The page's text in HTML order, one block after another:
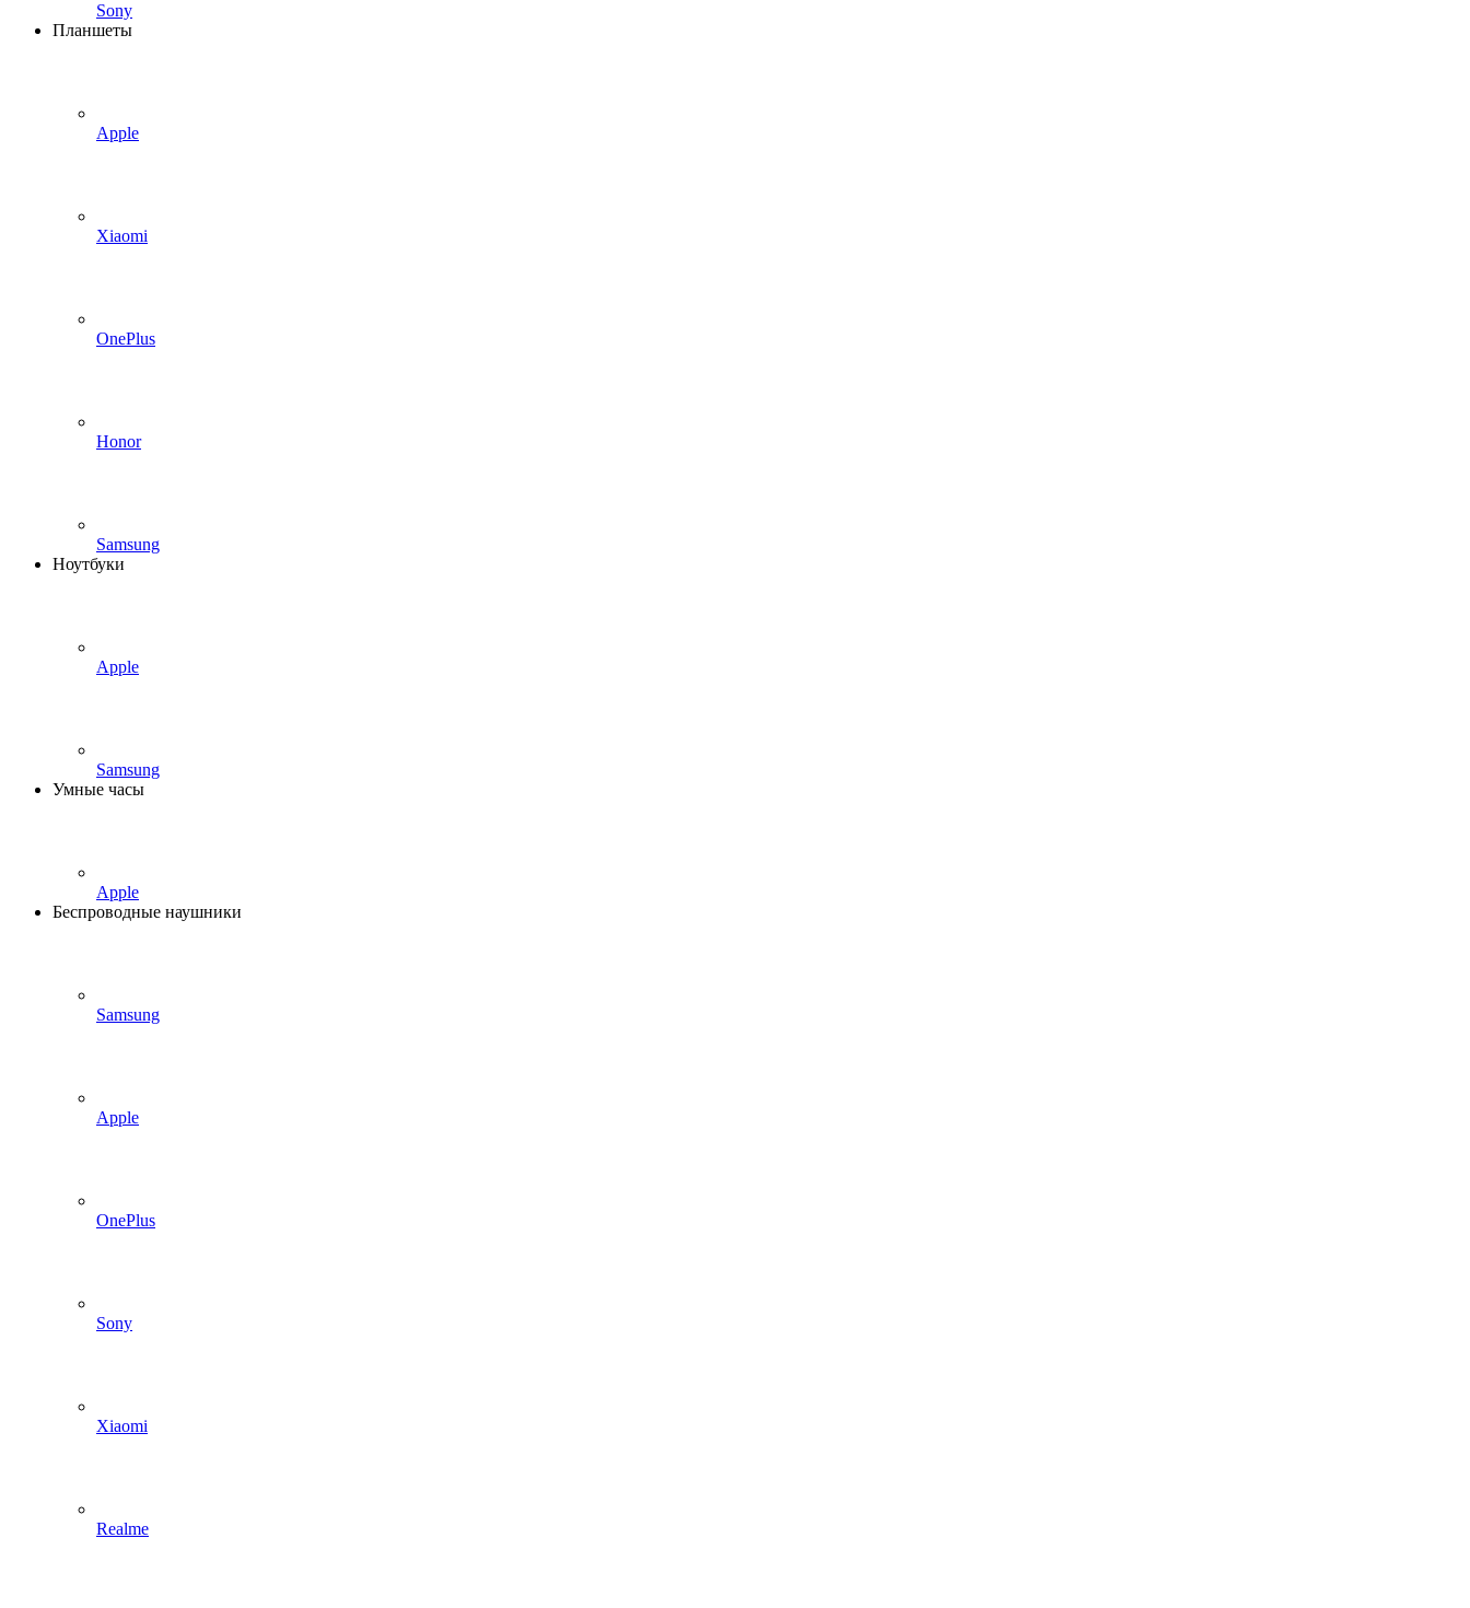
Sony
Планшеты
Apple
Xiaomi
OnePlus
Honor
Samsung
Ноутбуки
Apple
Samsung
Умные часы
Apple
Беспроводные наушники
Samsung
Apple
OnePlus
Sony
Xiaomi
Realme